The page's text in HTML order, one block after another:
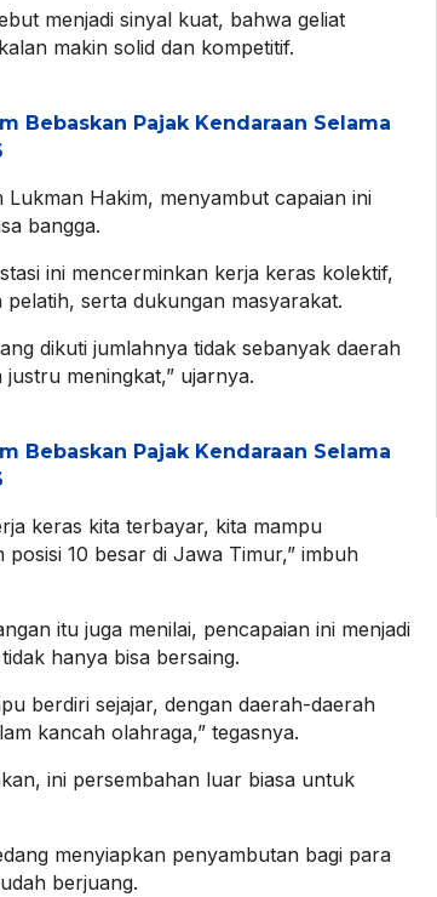
menjadi sinyal kuat, bahwa geliat
makin solid dan kompetitif.
Bebaskan Pajak Kendaraan Selama
Lukman Hakim, menyambut capaian ini
bangga.
ini mencerminkan kerja keras kolektif,
pelatih, serta dukungan masyarakat.
dikuti jumlahnya tidak sebanyak daerah
meningkat,” ujarnya.
Bebaskan Pajak Kendaraan Selama
keras kita terbayar, kita mampu
posisi 10 besar di Jawa Timur,” imbuh
itu juga menilai, pencapaian ini menjadi
hanya bisa bersaing.
berdiri sejajar, dengan daerah-daerah
kancah olahraga,” tegasnya.
ini persembahan luar biasa untuk
menyiapkan penyambutan bagi para
berjuang.